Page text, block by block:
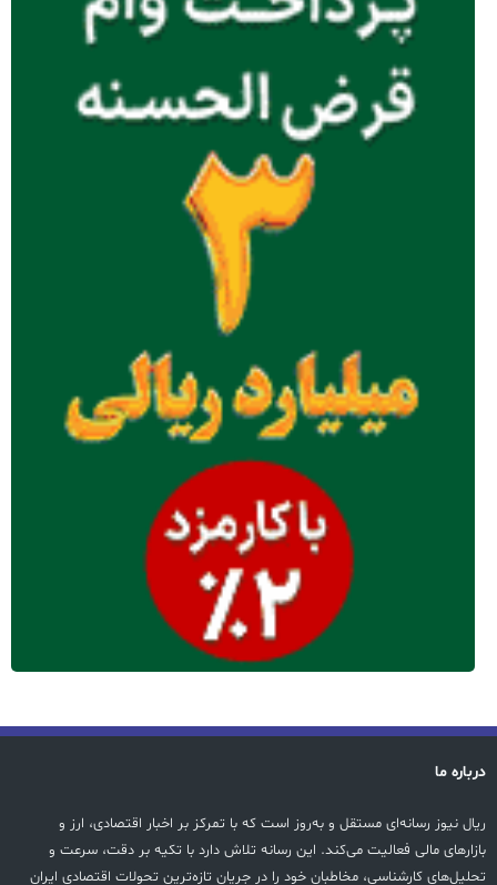
درباره ما
ریال نیوز رسانه‌ای مستقل و به‌روز است که با تمرکز بر اخبار اقتصادی، ارز و
بازارهای مالی فعالیت می‌کند. این رسانه تلاش دارد با تکیه بر دقت، سرعت و
تحلیل‌های کارشناسی، مخاطبان خود را در جریان تازه‌ترین تحولات اقتصادی ایران